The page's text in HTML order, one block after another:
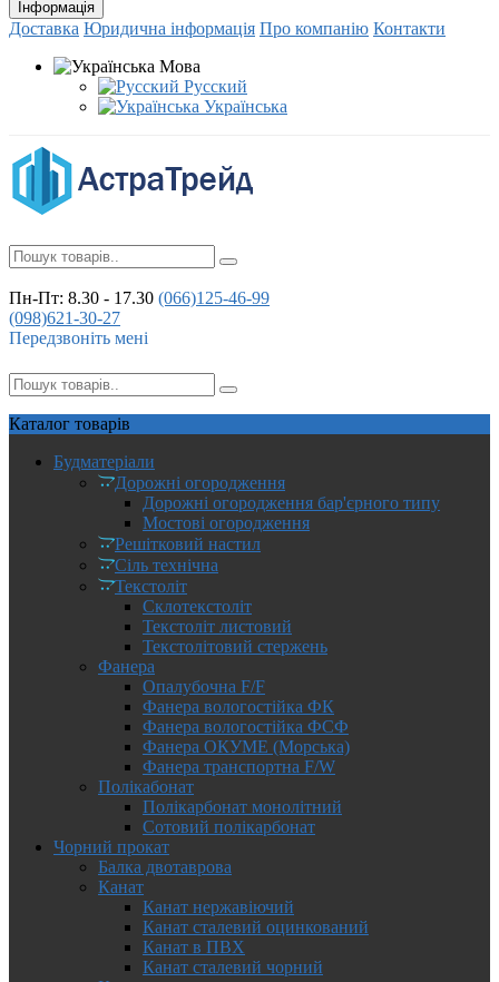
Інформація
Доставка Юридична інформація Про компанію Контакти
Мова
Русский
Українська
Пн-Пт: 8.30 - 17.30 (066)125-46-99
(098)621-30-27
Передзвоніть мені
Каталог товарів
Будматеріали
Дорожні огородження
Дорожні огородження бар'єрного типу
Мостові огородження
Решітковий настил
Сіль технічна
Текстоліт
Склотекстоліт
Текстоліт листовий
Текстолітовий стержень
Фанера
Опалубочна F/F
Фанера вологостійка ФК
Фанера вологостійка ФСФ
Фанера ОКУМЕ (Морська)
Фанера транспортна F/W
Полікабонат
Полікарбонат монолітний
Сотовий полікарбонат
Чорний прокат
Балка двотаврова
Канат
Канат нержавіючий
Канат сталевий оцинкований
Канат в ПВХ
Канат сталевий чорний